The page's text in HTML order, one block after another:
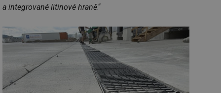
a integrované litinové hraně.“